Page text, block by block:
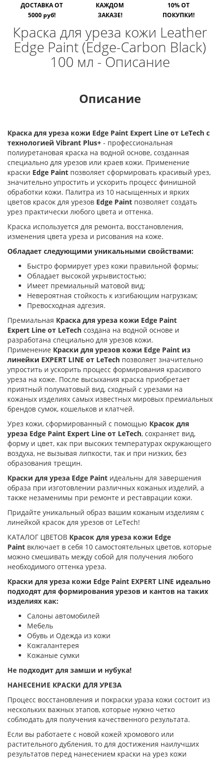
ДОСТАВКА ОТ
5000 руб!
КАЖДОМ
ЗАКАЗЕ!
10% ОТ
ПОКУПКИ!
Краска для уреза кожи Leather
Edge Paint (Edge-Carbon Black)
100 мл - Описание
Описание
Краска для уреза кожи Edge Paint Expert Line от LeTech с
технологией Vibrant Plus+ - профессиональная
полиуретановая краска на водной основе, созданная
специально для урезов или краев кожи. Применение
краски Edge Paint позволяет сформировать красивый урез,
значительно упростить и ускорить процесс финишной
обработки кожи. Палитра из 10 насыщенных и ярких
цветов красок для урезов Edge Paint позволяет создать
урез практически любого цвета и оттенка.
Краска используется для ремонта, восстановления,
изменения цвета уреза и рисования на коже.
Обладает следующими уникальными свойствами:
Быстро формирует урез кожи правильной формы;
Обладает высокой укрывистостью;
Имеет премиальный матовой вид;
Невероятная стойкость к изгибающим нагрузкам;
Превосходная адгезия.
Премиальная Краска для уреза кожи Edge Paint
Expert Line от LeTech создана на водной основе и
разработана специально для урезов кожи.
Применение Краски для урезов кожи Edge Paint из
линейки EXPERT LINE от LeTech позволяет значительно
упростить и ускорить процесс формирования красивого
уреза на коже. После высыхания краска приобретает
приятный полуматовый вид, сходный с урезами на
кожаных изделиях самых известных мировых премиальных
брендов сумок, кошельков и клатчей.
Урез кожи, сформированный с помощью Красок для
уреза Edge Paint Expert Line от LeTech, сохраняет вид,
форму и цвет, как при высоких температурах окружающего
воздуха, не вызывая липкости, так и при низких, без
образования трещин.
Краски для уреза Edge Paint идеальны для завершения
образа при изготовлении различных кожаных изделий, а
также незаменимы при ремонте и реставрации кожи.
Придайте уникальный образ вашим кожаным изделиям с
линейкой красок для урезов от LeTech!
КАТАЛОГ ЦВЕТОВ Красок для уреза кожи Edge
Paint включает в себя 10 самостоятельных цветов, которые
можно смешивать между собой для получения любого
необходимого оттенка уреза.
Краски для уреза кожи Edge Paint EXPERT LINE идеально
подходят для формирования урезов и кантов на таких
изделиях как:
Салоны автомобилей
Мебель
Обувь и Одежда из кожи
Кожгалантерея
Кожаные сумки
Не подходит для замши и нубука!
НАНЕСЕНИЕ КРАСКИ ДЛЯ УРЕЗА
Процесс восстановления и покраски ураза кожи состоит из
нескольких важных этапов, которые нужно четко
соблюдать для получения качественного результата.
Если вы работаете с новой кожей хромового или
растительного дубления, то для достижения наилучших
результатов перед нанесением краски на урез кожи